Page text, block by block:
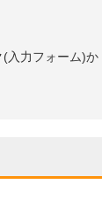
入力フォーム)か